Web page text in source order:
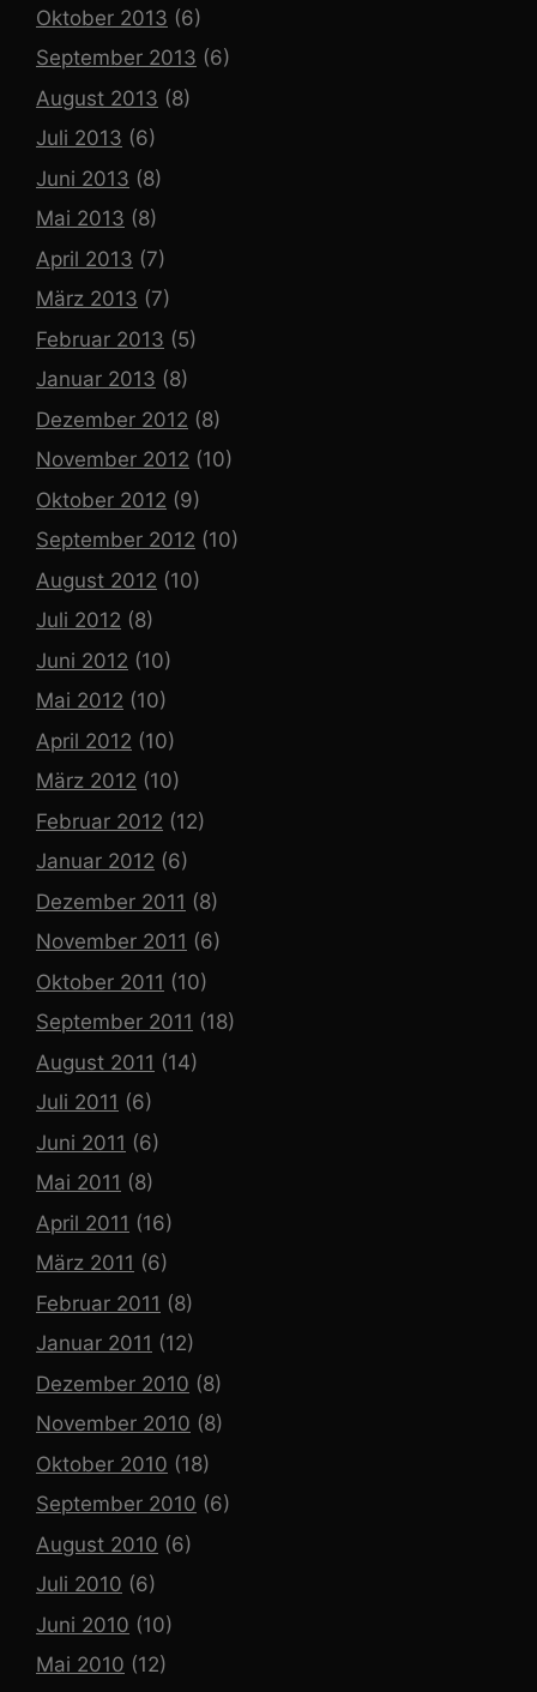
Oktober 2013 (6)
September 2013 (6)
August 2013 (8)
Juli 2013 (6)
Juni 2013 (8)
Mai 2013 (8)
April 2013 (7)
März 2013 (7)
Februar 2013 (5)
Januar 2013 (8)
Dezember 2012 (8)
November 2012 (10)
Oktober 2012 (9)
September 2012 (10)
August 2012 (10)
Juli 2012 (8)
Juni 2012 (10)
Mai 2012 (10)
April 2012 (10)
März 2012 (10)
Februar 2012 (12)
Januar 2012 (6)
Dezember 2011 (8)
November 2011 (6)
Oktober 2011 (10)
September 2011 (18)
August 2011 (14)
Juli 2011 (6)
Juni 2011 (6)
Mai 2011 (8)
April 2011 (16)
März 2011 (6)
Februar 2011 (8)
Januar 2011 (12)
Dezember 2010 (8)
November 2010 (8)
Oktober 2010 (18)
September 2010 (6)
August 2010 (6)
Juli 2010 (6)
Juni 2010 (10)
Mai 2010 (12)